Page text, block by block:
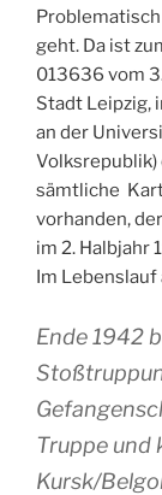
geht. Da ist
013636 vom
Stadt Leipzig,
an der
Volksrepublik)
sämtliche
vorhanden,
im 2. Halbjahr
Im Lebenslauf
Ende 1942
Truppe und
Kursk/